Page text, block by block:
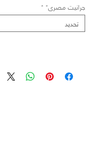
جرانيت مصرى* *
تحديد